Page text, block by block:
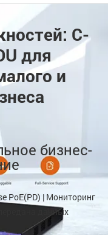
C-
для
и
бизнес-
PoE(PD) | Мониторинг
данных